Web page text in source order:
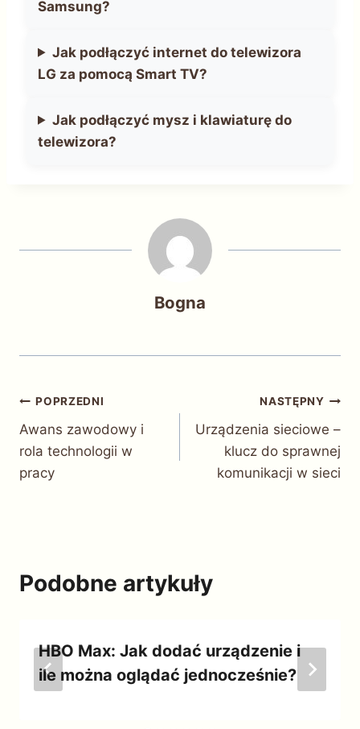
Samsung?
Jak podłączyć internet do telewizora
LG za pomocą Smart TV?
Jak podłączyć mysz i klawiaturę do
telewizora?
Bogna
Nawigacja
wpisu
POPRZEDNI
Awans zawodowy i
rola technologii w
pracy
NASTĘPNY
Urządzenia sieciowe –
klucz do sprawnej
komunikacji w sieci
Podobne artykuły
HBO Max: Jak dodać urządzenie i
ile można oglądać jednocześnie?